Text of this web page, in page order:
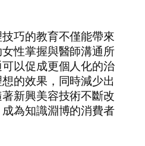
巧的教育不僅能帶來
性掌握與醫師溝通所
以促成更個人化的治
的效果，同時減少出
新興美容技術不斷改
為知識淵博的消費者